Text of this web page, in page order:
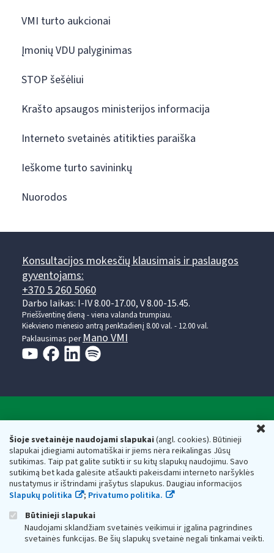
Šioje svetainėje naudojami slapukai(angl. cookies). Būtinieji
slapukai įdiegiami automatiškai ir jiems nėra reikalingas Jūsų
sutikimas. Taip pat galite sutikti ir su kitų slapukų naudojimu. Savo
sutikimą bet kada galėsite atšaukti pakeisdami interneto naršyklės
nustatymus ir ištrindami įrašytus slapukus. Daugiau informacijos
Slapukų politika
; Privatumo politika.
Būtinieji slapukai
Naudojami sklandžiam svetainės veikimui ir įgalina pagrindines
svetainės funkcijas. Be šių slapukų svetainė negali tinkamai veikti.
VMI turto aukcionai
Įmonių VDU palyginimas
STOP šešėliui
Krašto apsaugos ministerijos informacija
Interneto svetainės atitikties paraiška
Ieškome turto savininkų
Nuorodos
Konsultacijos mokesčių klausimais ir paslaugos
gyventojams:
+370 5 260 5060
Darbo laikas: I-IV 8.00-17.00, V 8.00-15.45.
Prieššventinę dieną - viena valanda trumpiau.
Kiekvieno mėnesio antrą penktadienį 8.00 val. - 12.00 val.
Paklausimas per Mano VMI
Respublikos finansų ministerijos
Biudžetinė įstaiga. Juridinio asmens kodas — 188659752,
adresas: Vasario 16-osios g. 14, 01107 Vilnius, Lietuva, el.paštas:
vmi@vmi.lt, E. pristatymo dėžutės adresas 188659752
Duomenys apie Valstybinę mokesčių inspekciją prie Lietuvos
Respublikos finansų ministerijos kaupiami ir saugomi Juridinių